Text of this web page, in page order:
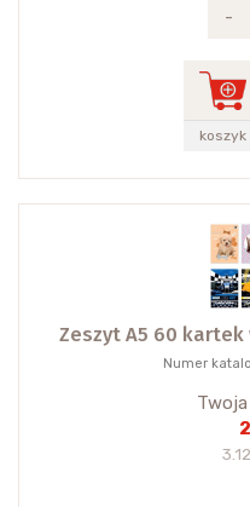
-
koszyk
Zeszyt A5 60 kartek
Numer